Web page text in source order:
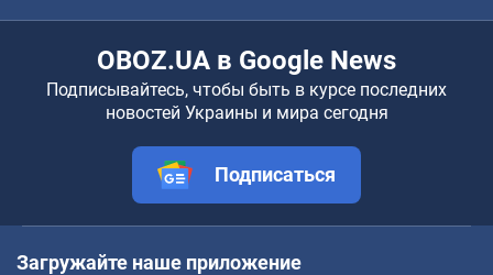
OBOZ.UA в Google News
Подписывайтесь, чтобы быть в курсе последних
новостей Украины и мира сегодня
Подписаться
Загружайте наше приложение